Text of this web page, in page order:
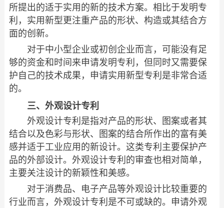
所提出的适于实用的新的技术方案。相比于发明专
利，实用新型更注重产品的形状、构造或其结合方
面的创新。
对于中小型企业或初创企业而言，可能没有足
够的资金和时间来申请发明专利，但同时又需要保
护自己的技术成果，申请实用新型专利是非常合适
的。
三、外观设计专利
外观设计专利是指对产品的形状、图案或者其
结合以及色彩与形状、图案的结合所作出的富有美
感并适于工业应用的新设计。这类专利主要保护产
品的外部设计。外观设计专利的审查也相对简单，
主要关注设计的新颖性和美感。
对于消费品、电子产品等外观设计比较重要的
行业而言，外观设计专利是不可或缺的。申请外观